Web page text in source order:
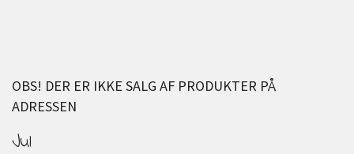
OBS! DER ER IKKE SALG AF PRODUKTER PÅ
ADRESSEN
Jul